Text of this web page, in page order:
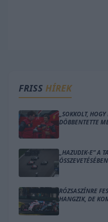
FRISS HÍREK
„SOKKOLT,
DÖBBENTETTE
„HAZUDIK-E” A
RÓZSASZÍNRE
HANGZIK, DE